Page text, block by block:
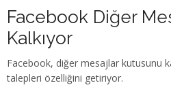
Facebook Diğer
Kalkıyor
Facebook, diğer mesajlar kutusunu
talepleri özelliğini getiriyor.